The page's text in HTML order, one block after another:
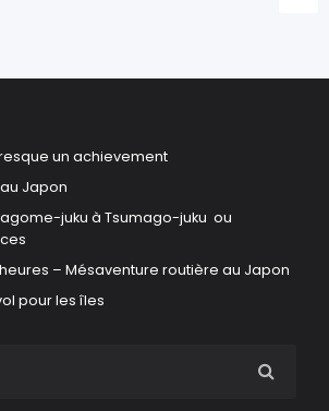
un achievement
Japon
juku à Tsumago-juku ou
– Mésaventure routière au Japon
pour les îles